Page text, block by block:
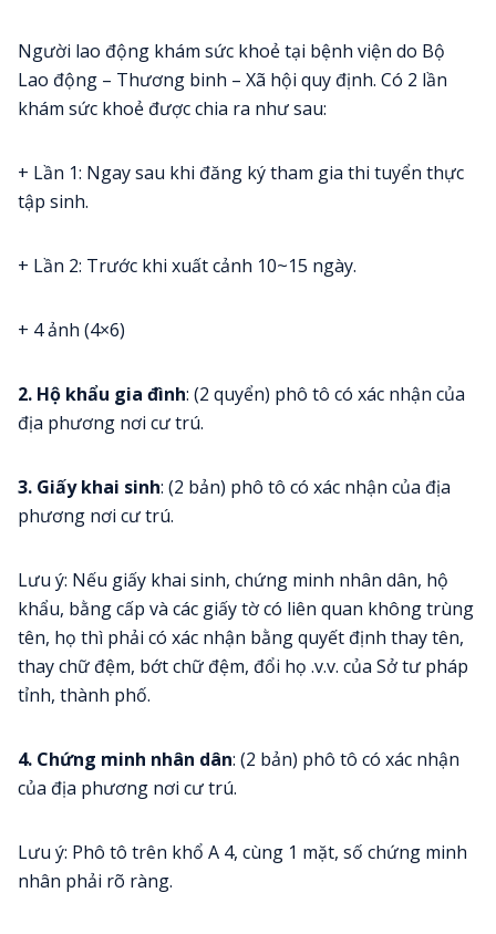
Người lao động khám sức khoẻ tại bệnh viện do Bộ
Lao động – Thương binh – Xã hội quy định. Có 2 lần
khám sức khoẻ được chia ra như sau:
+ Lần 1: Ngay sau khi đăng ký tham gia thi tuyển thực
tập sinh.
+ Lần 2: Trước khi xuất cảnh 10~15 ngày.
+ 4 ảnh (4×6)
2. Hộ khẩu gia đình: (2 quyển) phô tô có xác nhận của
địa phương nơi cư trú.
3. Giấy khai sinh: (2 bản) phô tô có xác nhận của địa
phương nơi cư trú.
Lưu ý: Nếu giấy khai sinh, chứng minh nhân dân, hộ
khẩu, bằng cấp và các giấy tờ có liên quan không trùng
tên, họ thì phải có xác nhận bằng quyết định thay tên,
thay chữ đệm, bớt chữ đệm, đổi họ .v.v. của Sở tư pháp
tỉnh, thành phố.
4. Chứng minh nhân dân: (2 bản) phô tô có xác nhận
của địa phương nơi cư trú.
Lưu ý: Phô tô trên khổ A 4, cùng 1 mặt, số chứng minh
nhân phải rõ ràng.